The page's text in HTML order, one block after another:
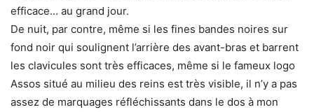
efficace… au grand jour.
De nuit, par contre, même si les fines bandes noires sur
fond noir qui soulignent l’arrière des avant-bras et barrent
les clavicules sont très efficaces, même si le fameux logo
Assos situé au milieu des reins est très visible, il n’y a pas
assez de marquages réfléchissants dans le dos à mon